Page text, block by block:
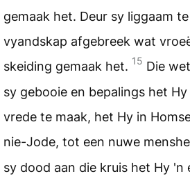
gemaak het. Deur sy liggaam
vyandskap afgebreek wat
skeiding gemaak het. 15 Die
sy gebooie en bepalings het
vrede te maak, het Hy in
nie-Jode, tot een nuwe
sy dood aan die kruis het Hy 'n